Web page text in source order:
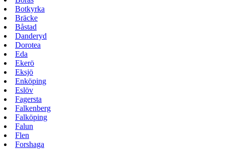
Botkyrka
Bräcke
Båstad
Danderyd
Dorotea
Eda
Ekerö
Eksjö
Enköping
Eslöv
Fagersta
Falkenberg
Falköping
Falun
Flen
Forshaga